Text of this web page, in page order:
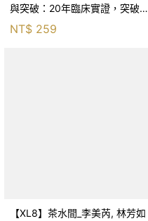
與突破：20年臨床實證，突破排
寒盲點，防治疫毒流感的中醫養
命方略！_李璧如
NT$ 259
【XL8】茶水間_李美芮, 林芳如